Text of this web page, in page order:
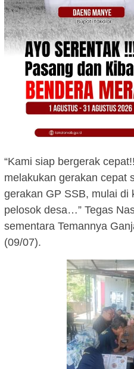
“Kami siap bergerak
melakukan gerakan cepat
gerakan GP SSB, mulai di
pelosok desa…” Tegas
sementara Temannya
(09/07).